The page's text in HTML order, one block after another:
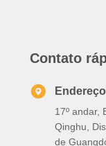
Contato
Endereço
17º andar,
Qinghu,
de